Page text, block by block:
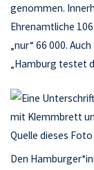
genommen.
Ehrenamtliche
„nur“ 66 000.
„Hamburg testet
Quelle dieses
Den